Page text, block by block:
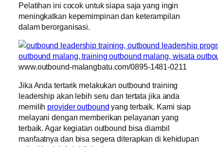
Pelatihan ini cocok untuk siapa saja yang ingin
meningkatkan kepemimpinan dan keterampilan
dalam berorganisasi.
www.outbound-malangbatu.com/0895-1481-0211
Jika Anda tertarik melakukan outbound training
leadership akan lebih seru dan tertata jika anda
memilih provider outbound yang terbaik. Kami siap
melayani dengan memberikan pelayanan yang
terbaik. Agar kegiatan outbound bisa diambil
manfaatnya dan bisa segera diterapkan di kehidupan